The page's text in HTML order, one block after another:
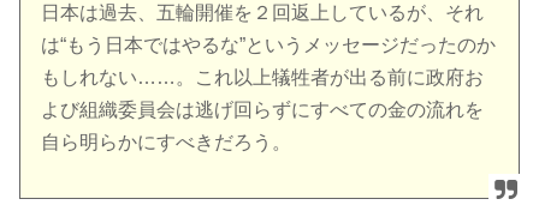
日本は過去、五輪開催を２回返上しているが、それ
は“もう日本ではやるな”というメッセージだったのか
もしれない……。これ以上犠牲者が出る前に政府お
よび組織委員会は逃げ回らずにすべての金の流れを
自ら明らかにすべきだろう。